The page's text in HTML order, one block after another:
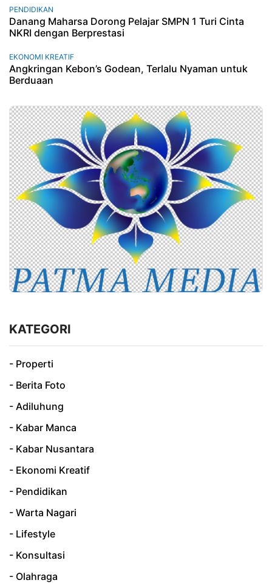
PENDIDIKAN
Danang Maharsa Dorong Pelajar SMPN 1 Turi Cinta
NKRI dengan Berprestasi
EKONOMI KREATIF
Angkringan Kebon’s Godean, Terlalu Nyaman untuk
Berduaan
KATEGORI
- Properti
- Berita Foto
- Adiluhung
- Kabar Manca
- Kabar Nusantara
- Ekonomi Kreatif
- Pendidikan
- Warta Nagari
- Lifestyle
- Konsultasi
- Olahraga